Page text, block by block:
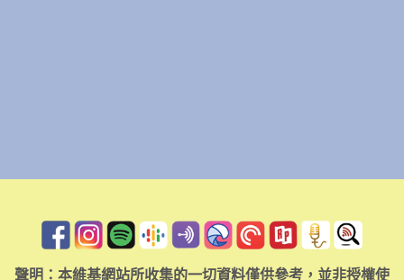
聲明：本維基網站所收集的一切資料僅供參考，並非授權使